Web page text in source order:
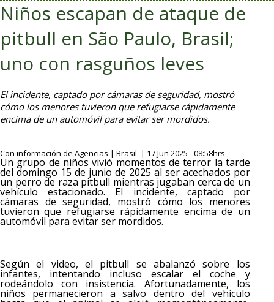
Niños escapan de ataque de
pitbull en São Paulo, Brasil;
uno con rasguños leves
El incidente, captado por cámaras de seguridad, mostró
cómo los menores tuvieron que refugiarse rápidamente
encima de un automóvil para evitar ser mordidos.
Con información de Agencias | Brasil. | 17 Jun 2025 - 08:58hrs
Un grupo de niños vivió momentos de terror la tarde
del domingo 15 de junio de 2025 al ser acechados por
un perro de raza pitbull mientras jugaban cerca de un
vehículo estacionado. El incidente, captado por
cámaras de seguridad, mostró cómo los menores
tuvieron que refugiarse rápidamente encima de un
automóvil para evitar ser mordidos.
Según el video, el pitbull se abalanzó sobre los
infantes, intentando incluso escalar el coche y
rodeándolo con insistencia. Afortunadamente, los
niños permanecieron a salvo dentro del vehículo